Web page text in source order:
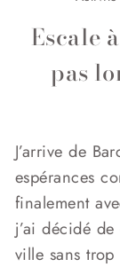
Escale
pas
J’arrive de
espérances
finalement
j’ai décidé
ville sans